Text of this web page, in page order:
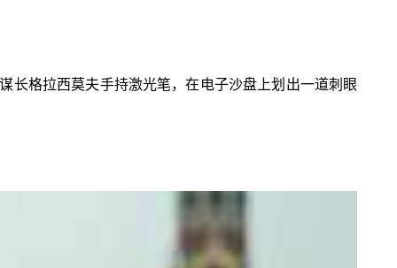
长格拉西莫夫手持激光笔，在电子沙盘上划出一道刺眼